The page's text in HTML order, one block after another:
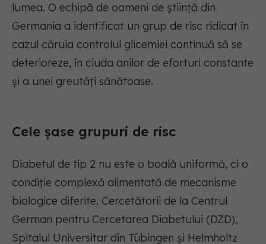
lumea. O echipă de oameni de știință din
Germania a identificat un grup de risc ridicat în
cazul căruia controlul glicemiei continuă să se
deterioreze, în ciuda anilor de eforturi constante
și a unei greutăți sănătoase.
Cele șase grupuri de risc
Diabetul de tip 2 nu este o boală uniformă, ci o
condiție complexă alimentată de mecanisme
biologice diferite. Cercetătorii de la Centrul
German pentru Cercetarea Diabetului (DZD),
Spitalul Universitar din Tübingen și Helmholtz